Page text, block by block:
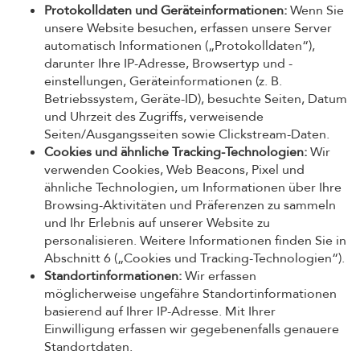
Protokolldaten und Geräteinformationen:Wenn Sie
unsere Website besuchen, erfassen unsere Server
automatisch Informationen („Protokolldaten“),
darunter Ihre IP-Adresse, Browsertyp und -
einstellungen, Geräteinformationen (z. B.
Betriebssystem, Geräte-ID), besuchte Seiten, Datum
und Uhrzeit des Zugriffs, verweisende
Seiten/Ausgangsseiten sowie Clickstream-Daten.
Cookies und ähnliche Tracking-Technologien:Wir
verwenden Cookies, Web Beacons, Pixel und
ähnliche Technologien, um Informationen über Ihre
Browsing-Aktivitäten und Präferenzen zu sammeln
und Ihr Erlebnis auf unserer Website zu
personalisieren. Weitere Informationen finden Sie in
Abschnitt 6 („Cookies und Tracking-Technologien“).
Standortinformationen:Wir erfassen
möglicherweise ungefähre Standortinformationen
basierend auf Ihrer IP-Adresse. Mit Ihrer
Einwilligung erfassen wir gegebenenfalls genauere
Standortdaten.